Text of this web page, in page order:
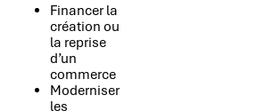
Financer la
création ou
la reprise
d’un
commerce
Moderniser
les